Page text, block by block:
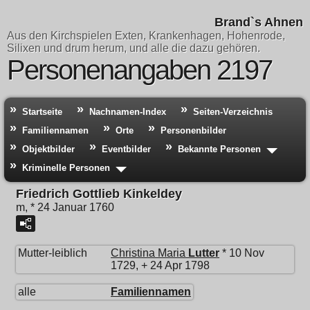
Brand`s Ahnen
Aus den Kirchspielen Exten, Krankenhagen, Hohenrode,
Silixen und drum herum, und alle die dazu gehören.
Personenangaben 2197
Startseite Nachnamen-Index
Seiten-Verzeichnis
Familiennamen
Orte
Personenbilder
Objektbilder
Eventbilder
Bekannte Personen
Kriminelle Personen
Friedrich Gottlieb Kinkeldey
m, * 24 Januar 1760
Mutter-leiblich Christina Maria Lutter * 10 Nov
1729, + 24 Apr 1798
alle Familiennamen